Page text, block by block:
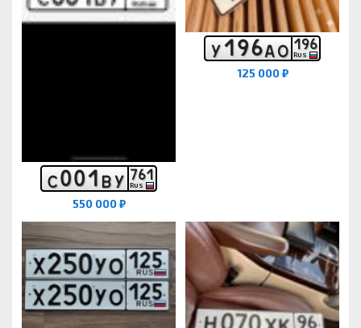
С001ВУ 761
RUS
550 000 ₽
У196АО 196
RUS
125 000 ₽